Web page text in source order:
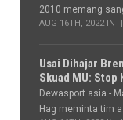
2010 memang
AUG 16TH, 2022 IN
Usai Dihajar
Skuad MU: Stop
Dewasport.asia -
Hag meminta tim